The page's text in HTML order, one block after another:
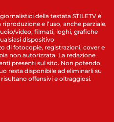
della testata STILETV è
e l’uso, anche parziale,
video, filmati, loghi, grafiche
dispositivo
di fotocopie, registrazioni, cover e
non autorizzata. La redazione
presenti sul sito. Non potendo
resta disponibile ad eliminarli su
offensivi e oltraggiosi.